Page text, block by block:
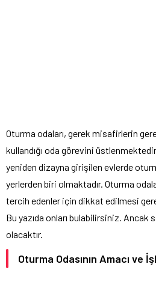
Oturma odaları, gerek misafirlerin
kullandığı oda görevini
yeniden dizayna girişilen evlerde
yerlerden biri olmaktadır. Oturma
tercih edenler için dikkat edilmesi
Bu yazıda onları bulabilirsiniz. Ancak
olacaktır.
Oturma Odasının Amacı ve